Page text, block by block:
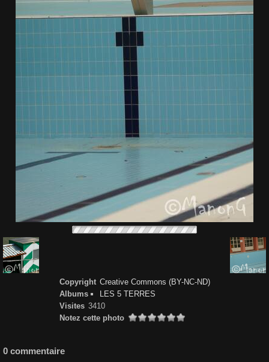
Copyright Creative Commons (BY-NC-ND)
Albums
LES 5 TERRES
Visites 3410
Notez cette photo
0 commentaire